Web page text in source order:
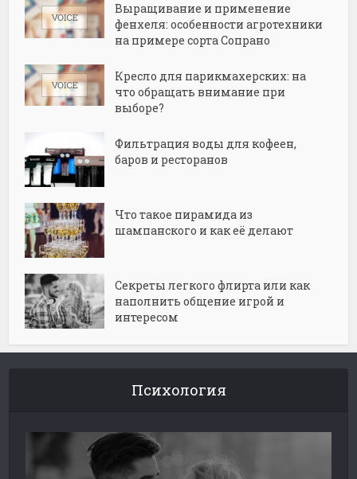
Выращивание и применение
фенхеля: особенности агротехники
на примере сорта Сопрано
Кресло для парикмахерских: на
что обращать внимание при
выборе?
Фильтрация воды для кофеен,
баров и ресторанов
Что такое пирамида из
шампанского и как её делают
Секреты легкого флирта или как
наполнить общение игрой и
интересом
Психология